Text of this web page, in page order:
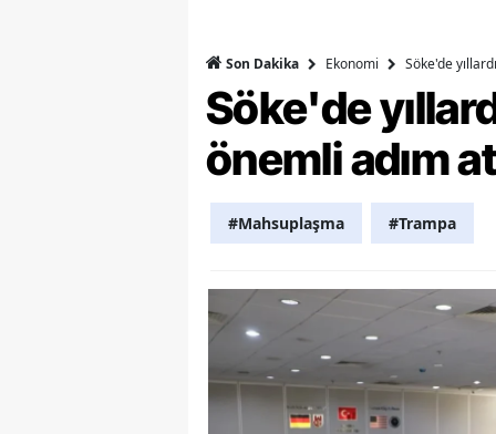
Son Dakika Ekonomi Söke'de
Söke'de
önemli adım
#Mahsuplaşma #Trampa